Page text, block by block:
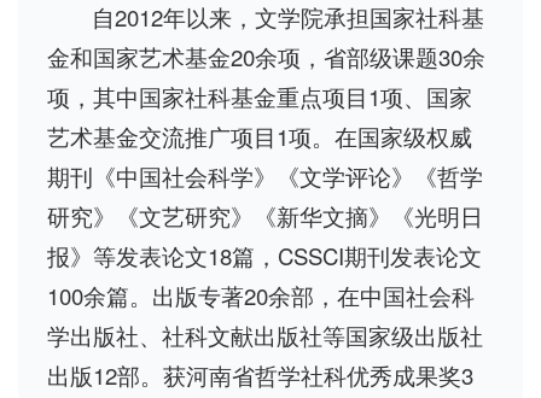
自2012年以来，文学院承担国家社科基
金和国家艺术基金20余项，省部级课题30余
项，其中国家社科基金重点项目1项、国家
艺术基金交流推广项目1项。在国家级权威
期刊《中国社会科学》《文学评论》《哲学
研究》《文艺研究》《新华文摘》《光明日
报》等发表论文18篇，CSSCI期刊发表论文
100余篇。出版专著20余部，在中国社会科
学出版社、社科文献出版社等国家级出版社
出版12部。获河南省哲学社科优秀成果奖3